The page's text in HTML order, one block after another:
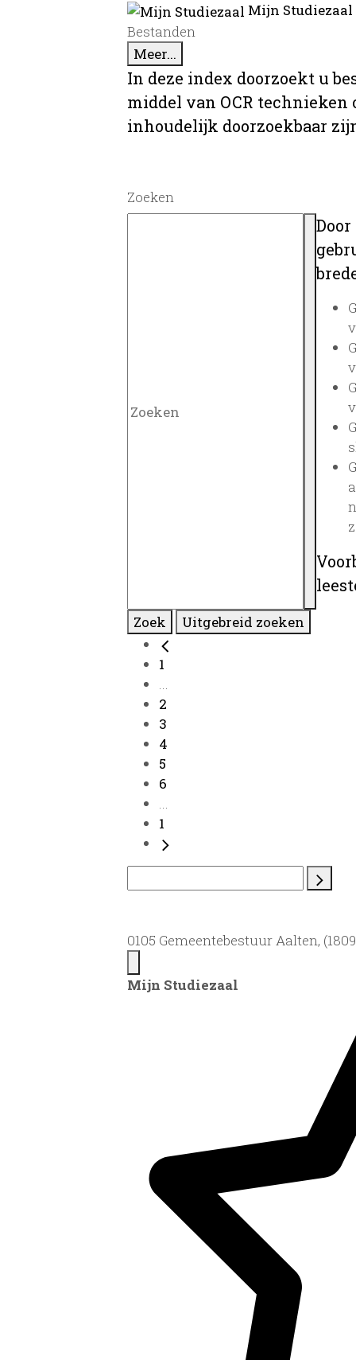
Mijn
Bestanden
Meer...
In deze index doorzoekt u
middel van OCR
inhoudelijk doorzoekbaar
Zoeken
Zoek Uitgebreid zoeken
1
...
2
3
4
5
6
...
1
0105 Gemeentebestuur Aalten,
Mijn Studiezaal